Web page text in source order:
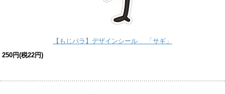
【もじパラ】デザインシール 「サギ」
250円(税22円)